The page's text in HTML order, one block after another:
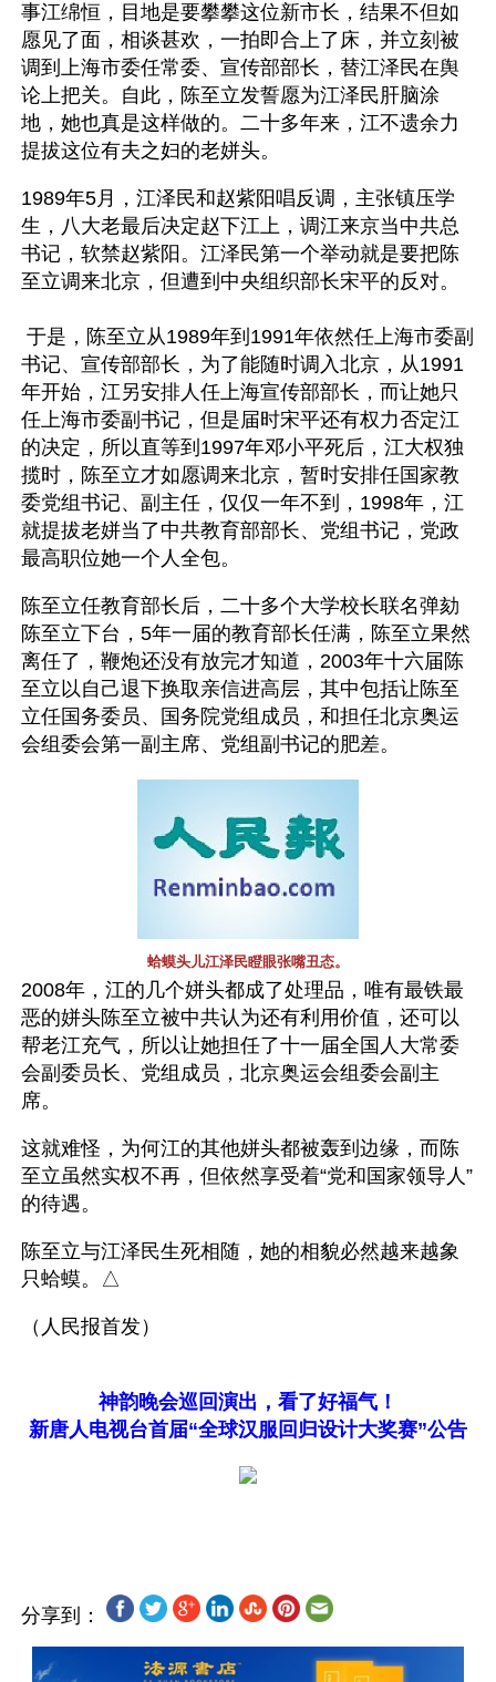
事江绵恒，目地是要攀攀这位新市长，结果不但如
愿见了面，相谈甚欢，一拍即合上了床，并立刻被
调到上海市委任常委、宣传部部长，替江泽民在舆
论上把关。自此，陈至立发誓愿为江泽民肝脑涂
地，她也真是这样做的。二十多年来，江不遗余力
提拔这位有夫之妇的老姘头。
1989年5月，江泽民和赵紫阳唱反调，主张镇压学
生，八大老最后决定赵下江上，调江来京当中共总
书记，软禁赵紫阳。江泽民第一个举动就是要把陈
至立调来北京，但遭到中央组织部长宋平的反对。
书记、宣传部部长，为了能随时调入北京，从1991
年开始，江另安排人任上海宣传部部长，而让她只
任上海市委副书记，但是届时宋平还有权力否定江
的决定，所以直等到1997年邓小平死后，江大权独
揽时，陈至立才如愿调来北京，暂时安排任国家教
委党组书记、副主任，仅仅一年不到，1998年，江
就提拔老姘当了中共教育部部长、党组书记，党政
最高职位她一个人全包。
陈至立任教育部长后，二十多个大学校长联名弹劾
陈至立下台，5年一届的教育部长任满，陈至立果然
离任了，鞭炮还没有放完才知道，2003年十六届陈
至立以自己退下换取亲信进高层，其中包括让陈至
立任国务委员、国务院党组成员，和担任北京奥运
会组委会第一副主席、党组副书记的肥差。
蛤蟆头儿江泽民瞪眼张嘴丑态。
2008年，江的几个姘头都成了处理品，唯有最铁最
恶的姘头陈至立被中共认为还有利用价值，还可以
帮老江充气，所以让她担任了十一届全国人大常委
会副委员长、党组成员，北京奥运会组委会副主
席。
这就难怪，为何江的其他姘头都被轰到边缘，而陈
至立虽然实权不再，但依然享受着“党和国家领导人”
的待遇。
陈至立与江泽民生死相随，她的相貌必然越来越象
只蛤蟆。△
（人民报首发）
神韵晚会巡回演出，看了好福气！
新唐人电视台首届“全球汉服回归设计大奖赛”公告
分享到：